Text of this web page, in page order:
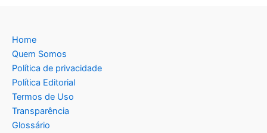
Home
Quem Somos
Política de privacidade
Política Editorial
Termos de Uso
Transparência
Glossário